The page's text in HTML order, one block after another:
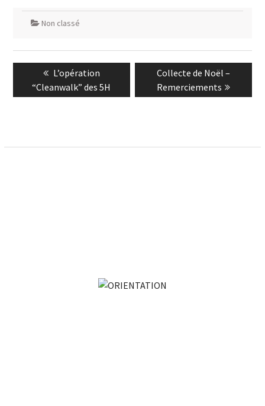
Non classé
Navigation
l’article
Previous
post:
L’opération
“Cleanwalk” des 5H
Next
post:
Collecte de Noël –
Remerciements